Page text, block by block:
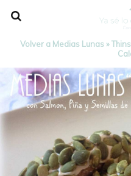
Volver a Medias Lunas »